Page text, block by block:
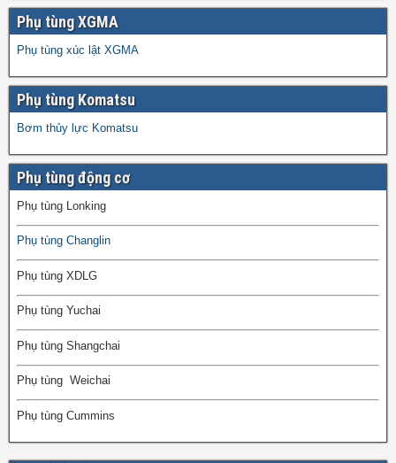
Phụ tùng XGMA
Phụ tùng xúc lật XGMA
Phụ tùng Komatsu
Bơm thủy lực Komatsu
Phụ tùng động cơ
Phụ tùng Lonking
Phụ tùng Changlin
Phụ tùng XDLG
Phụ tùng Yuchai
Phụ tùng Shangchai
Phụ tùng Weichai
Phụ tùng Cummins